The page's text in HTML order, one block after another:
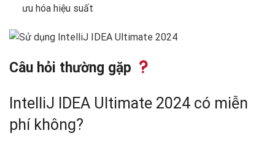
ưu hóa hiệu suất
Câu hỏi thường gặp
IntelliJ IDEA Ultimate 2024 có miễn
phí không?